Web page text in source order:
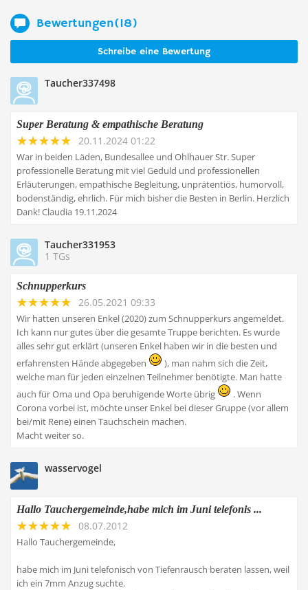
Bewertungen(18)
Schreibe eine Bewertung
Taucher337498
Super Beratung & empathische Beratung
20.11.2024 01:22
War in beiden Läden, Bundesallee und Ohlhauer Str. Super
professionelle Beratung mit viel Geduld und professionellen
Erläuterungen, empathische Begleitung, unprätentiös, humorvoll,
bodenständig, ehrlich. Für mich bisher die Besten in Berlin. Herzlich
Dank! Claudia 19.11.2024
Taucher331953
1 TGs
Schnupperkurs
26.05.2021 09:33
Wir hatten unseren Enkel (2020) zum Schnupperkurs angemeldet.
Ich kann nur gutes über die gesamte Truppe berichten. Es wurde
alles sehr gut erklärt (unseren Enkel haben wir in die besten und
erfahrensten Hände abgegeben
), man nahm sich die Zeit,
welche man für jeden einzelnen Teilnehmer benötigte. Man hatte
auch für Oma und Opa beruhigende Worte übrig
. Wenn
Corona vorbei ist, möchte unser Enkel bei dieser Gruppe (vor allem
bei/mit Rene) einen Tauchschein machen.
Macht weiter so.
wasservogel
Hallo Tauchergemeinde,habe mich im Juni telefonis ...
08.07.2012
Hallo Tauchergemeinde,
habe mich im Juni telefonisch von Tiefenrausch beraten lassen, weil
ich ein 7mm Anzug suchte.